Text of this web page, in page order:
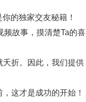
的独家交友秘籍！
频故事，摸清楚Ta的喜
夭折。因此，我们提供
这才是成功的开始！